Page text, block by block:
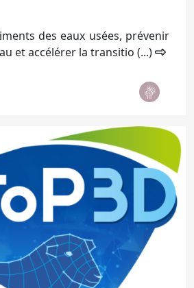
des eaux usées, prévenir
et accélérer la transitio (...)